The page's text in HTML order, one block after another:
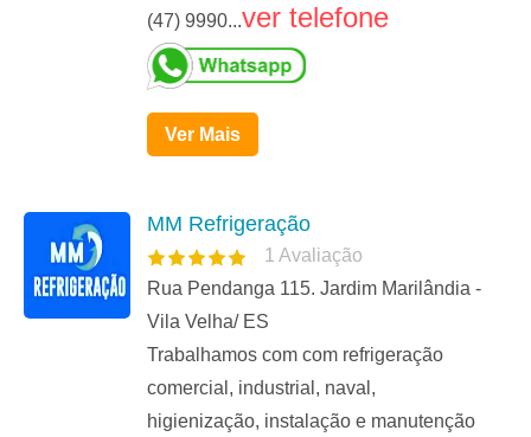
(47) 9990...ver telefone
Ver Mais
MM Refrigeração
1 Avaliação
Rua Pendanga 115. Jardim Marilândia -
Vila Velha/ ES
Trabalhamos com com refrigeração
comercial, industrial, naval,
higienização, instalação e manutenção